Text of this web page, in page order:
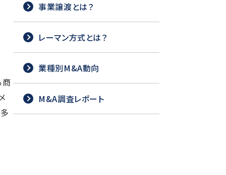
商
事業譲渡とは？
レーマン方式とは？
業種別M&A動向
M&A調査レポート